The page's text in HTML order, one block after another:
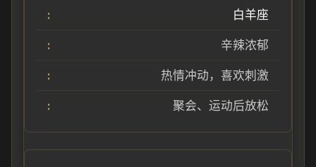
白羊座
辛辣浓郁
热情冲动，喜欢刺激
聚会、运动后放松